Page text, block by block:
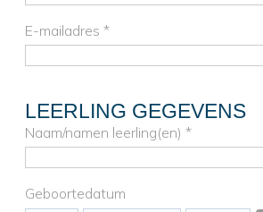
E-mailadres *
LEERLING GEGEVENS
Naam/namen leerling(en) *
Geboortedatum